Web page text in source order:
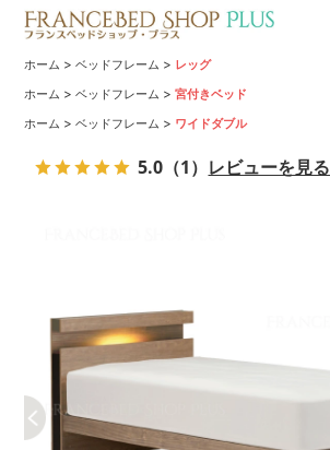
ホーム >ベッドフレーム > レッグ
ホーム >ベッドフレーム >宮付きベッド
ホーム >ベッドフレーム > ワイドダブル
5.0 （1） レビューを見る